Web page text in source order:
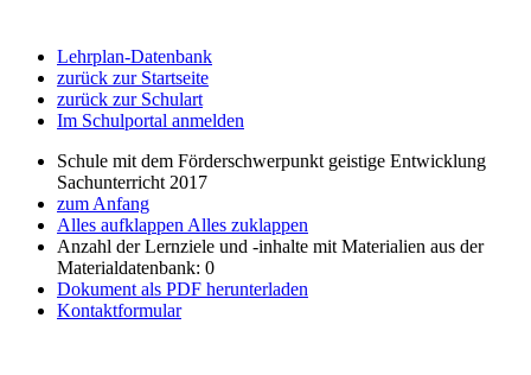
Lehrplan-Datenbank
zurück zur Startseite
zurück zur Schulart
Im Schulportal anmelden
Schule mit dem Förderschwerpunkt geistige Entwicklung
Sachunterricht 2017
zum Anfang
Alles aufklappen Alles zuklappen
Anzahl der Lernziele und -inhalte mit Materialien aus der
Materialdatenbank: 0
Dokument als PDF herunterladen
Kontaktformular